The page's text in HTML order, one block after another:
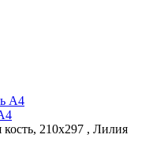
кость, 210х297 , Лилия